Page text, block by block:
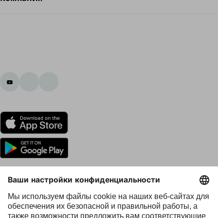
Представительства Ottobock во всем мире